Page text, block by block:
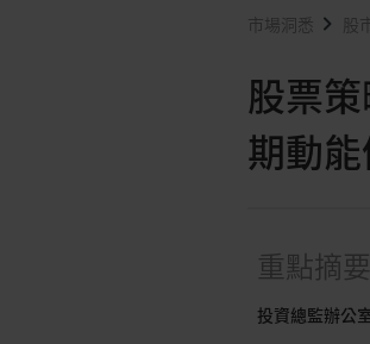
市場洞悉 股
股票
期動
重點摘要
投資總監辦公